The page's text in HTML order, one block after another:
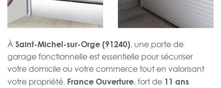
ÀSaint-Michel-sur-Orge (91240), une porte de
garage fonctionnelle est essentielle pour sécuriser
votre domicile ou votre commerce tout en valorisant
votre propriété. France Ouverture, fort de 11 ans